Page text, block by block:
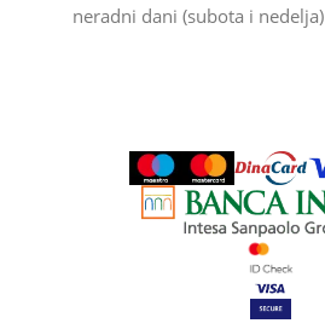
neradni dani (subota i nedelja)